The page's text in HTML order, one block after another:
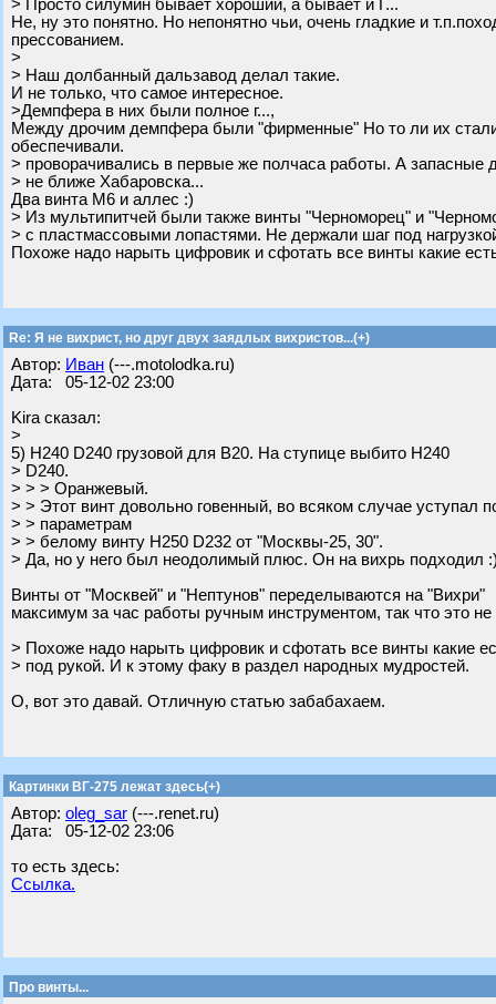
> Просто силумин бывает хороший, а бывает и Г...
Не, ну это понятно. Но непонятно чьи, очень гладкие и
прессованием.
>
> Наш долбанный дальзавод делал такие.
И не только, что самое интересное.
>Демпфера в них были полное г...,
Между дрочим демпфера были "фирменные" Но то ли их стали
обеспечивали.
> проворачивались в первые же полчаса работы. А запасные
> не ближе Хабаровска...
Два винта М6 и аллес :)
> Из мультипитчей были также винты "Черноморец" и
> с пластмассовыми лопастями. Не держали шаг под
Похоже надо нарыть цифровик и сфотать все винты какие
Re: Я не вихрист, но друг двух заядлых вихристов...(+)
Автор: Иван (---.motolodka.ru)
Дата: 05-12-02 23:00
Kira сказал:
>
5) H240 D240 грузовой для В20. На ступице выбито H240
> D240.
> > > Оранжевый.
> > Этот винт довольно говенный, во всяком случае уступал
> > параметрам
> > белому винту H250 D232 от "Москвы-25, 30".
> Да, но у него был неодолимый плюс. Он на вихрь подходил
Винты от "Москвей" и "Нептунов" переделываются на "Вихри"
максимум за час работы ручным инструментом, так что это не
> Похоже надо нарыть цифровик и сфотать все винты какие
> под рукой. И к этому факу в раздел народных мудростей.
О, вот это давай. Отличную статью забабахаем.
Картинки ВГ-275 лежат здесь(+)
Автор: oleg_sar (---.renet.ru)
Дата: 05-12-02 23:06
то есть здесь:
Ссылка.
Про винты...